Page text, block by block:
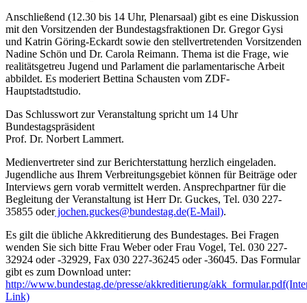
Anschließend (12.30 bis 14 Uhr, Plenarsaal) gibt es eine Diskussion
mit den Vorsitzenden der Bundestagsfraktionen Dr. Gregor Gysi
und Katrin Göring-Eckardt sowie den stellvertretenden Vorsitzenden
Nadine Schön und Dr. Carola Reimann. Thema ist die Frage, wie
realitätsgetreu Jugend und Parlament die parlamentarische Arbeit
abbildet. Es moderiert Bettina Schausten vom ZDF-
Hauptstadtstudio.
Das Schlusswort zur Veranstaltung spricht um 14 Uhr
Bundestagspräsident
Prof. Dr. Norbert Lammert.
Medienvertreter sind zur Berichterstattung herzlich eingeladen.
Jugendliche aus Ihrem Verbreitungsgebiet können für Beiträge oder
Interviews gern vorab vermittelt werden. Ansprechpartner für die
Begleitung der Veranstaltung ist Herr Dr. Guckes, Tel. 030 227-
35855 oderjochen.guckes@bundestag.de(E-Mail).
Es gilt die übliche Akkreditierung des Bundestages. Bei Fragen
wenden Sie sich bitte Frau Weber oder Frau Vogel, Tel. 030 227-
32924 oder -32929, Fax 030 227-36245 oder -36045. Das Formular
gibt es zum Download unter:
http://www.bundestag.de/presse/akkreditierung/akk_formular.pdf
Link)